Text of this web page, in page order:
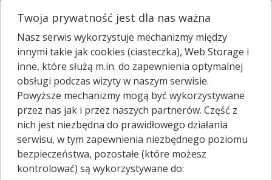
Sprawdź, które apteki w powiecie pajęczański
posiadają Twój lek i zarezerwuj go już teraz!
Wpisz nazwę leku
W powiecie pajęczański jest aptek.
apteka zgłosiła nam, że
jest właśnie otwarta.*
Wybierz typ aptek
Twoja prywatność jest dla nas ważna
Nasz serwis wykorzystuje mechanizmy między
innymi takie jak cookies (ciasteczka), Web Storage i
inne, które służą m.in. do zapewnienia optymalnej
obsługi podczas wizyty w naszym serwisie.
Powyższe mechanizmy mogą być wykorzystywane
przez nas jak i przez naszych partnerów. Część z
nich jest niezbędna do prawidłowego działania
serwisu, w tym zapewnienia niezbędnego poziomu
bezpieczeństwa, pozostałe (które możesz
kontrolować) są wykorzystywane do: